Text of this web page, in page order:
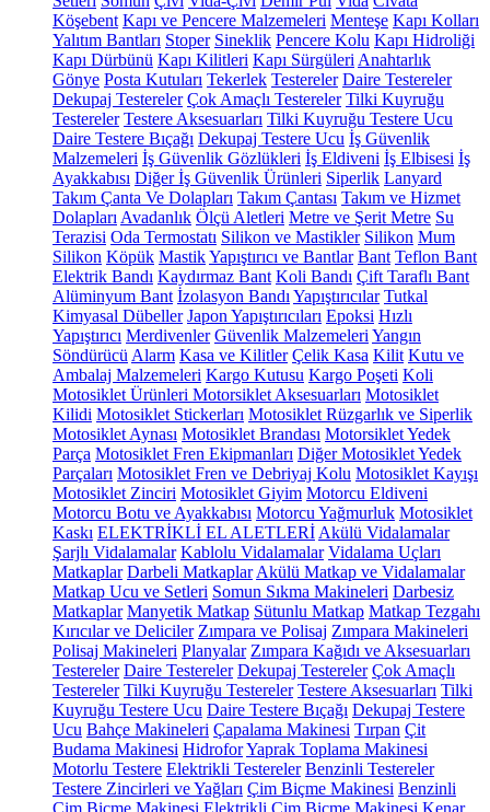
Köşebent Kapı ve Pencere Malzemeleri Menteşe Kapı Kolları
Yalıtım Bantları Stoper Sineklik Pencere Kolu Kapı Hidroliği
Kapı Dürbünü Kapı Kilitleri Kapı Sürgüleri Anahtarlık
Gönye Posta Kutuları Tekerlek Testereler Daire Testereler
Dekupaj Testereler Çok Amaçlı Testereler Tilki Kuyruğu
Testereler Testere Aksesuarları Tilki Kuyruğu Testere Ucu
Daire Testere Bıçağı Dekupaj Testere Ucu İş Güvenlik
Malzemeleri İş Güvenlik Gözlükleri İş Eldiveni İş Elbisesi İş
Ayakkabısı Diğer İş Güvenlik Ürünleri Siperlik Lanyard
Takım Çanta Ve Dolapları Takım Çantası Takım ve Hizmet
Dolapları Avadanlık Ölçü Aletleri Metre ve Şerit Metre Su
Terazisi Oda Termostatı Silikon ve Mastikler Silikon Mum
Silikon Köpük MastikYapıştırıcı ve Bantlar Bant Teflon Bant
Elektrik Bandı Kaydırmaz Bant Koli Bandı Çift Taraflı Bant
Alüminyum Bant İzolasyon Bandı Yapıştırıcılar Tutkal
Kimyasal Dübeller Japon Yapıştırıcıları Epoksi Hızlı
Yapıştırıcı Merdivenler Güvenlik Malzemeleri Yangın
Söndürücü Alarm Kasa ve Kilitler Çelik Kasa Kilit Kutu ve
Ambalaj Malzemeleri Kargo Kutusu Kargo Poşeti Koli
Motosiklet Ürünleri Motorsiklet Aksesuarları Motosiklet
Kilidi Motosiklet Stickerları Motosiklet Rüzgarlık ve Siperlik
Motosiklet Aynası Motosiklet Brandası Motorsiklet Yedek
Parça Motosiklet Fren Ekipmanları Diğer Motosiklet Yedek
Parçaları Motosiklet Fren ve Debriyaj Kolu Motosiklet Kayışı
Motosiklet Zinciri Motosiklet Giyim Motorcu Eldiveni
Motorcu Botu ve Ayakkabısı Motorcu Yağmurluk Motosiklet
Kaskı ELEKTRİKLİ EL ALETLERİ Akülü Vidalamalar
Şarjlı Vidalamalar Kablolu Vidalamalar Vidalama Uçları
Matkaplar Darbeli Matkaplar Akülü Matkap ve Vidalamalar
Matkap Ucu ve Setleri Somun Sıkma Makineleri Darbesiz
Matkaplar Manyetik Matkap Sütunlu Matkap Matkap Tezgahı
Kırıcılar ve Deliciler Zımpara ve Polisaj Zımpara Makineleri
Polisaj Makineleri Planyalar Zımpara Kağıdı ve Aksesuarları
Testereler Daire Testereler Dekupaj Testereler Çok Amaçlı
Testereler Tilki Kuyruğu Testereler Testere Aksesuarları Tilki
Kuyruğu Testere Ucu Daire Testere Bıçağı Dekupaj Testere
Ucu Bahçe Makineleri Çapalama Makinesi Tırpan Çit
Budama Makinesi HidroforYaprak Toplama Makinesi
Motorlu Testere Elektrikli Testereler Benzinli Testereler
Testere Zincirleri ve Yağları Çim Biçme Makinesi Benzinli
Çim Biçme Makinesi Elektrikli Çim Biçme Makinesi Kenar